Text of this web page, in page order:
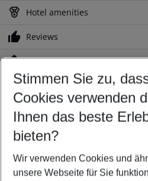
Hotel amenities
Reviews
Location
Customize your offer
Find the perfect deal which suits
Your departure airport
Any airport
Select your date range
10/08/26–08/08/27 5-8
Stimmen Sie zu,
Cookies verwenden
Ihnen das beste
bieten?
Wir verwenden Cookies und
unsere Webseite für Sie